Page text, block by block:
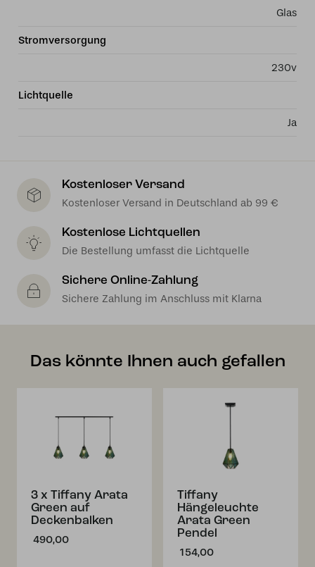
Glas
Stromversorgung
230v
Lichtquelle
Ja
Kostenloser Versand
Kostenloser Versand in Deutschland ab 99 €
Kostenlose Lichtquellen
Die Bestellung umfasst die Lichtquelle
Sichere Online-Zahlung
Sichere Zahlung im Anschluss mit Klarna
Das könnte Ihnen auch gefallen
3 x Tiffany Arata
Green auf
Deckenbalken
490,00
Tiffany
Hängeleuchte
Arata Green
Pendel
154,00